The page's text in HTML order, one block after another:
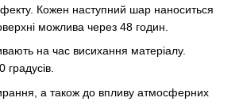
Кожен наступний шар наноситься
можлива через 48 годин.
на час висихання матеріалу.
а також до впливу атмосферних